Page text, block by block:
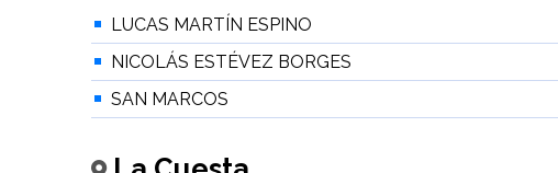
LUCAS MARTÍN ESPINO
NICOLÁS ESTÉVEZ BORGES
SAN MARCOS